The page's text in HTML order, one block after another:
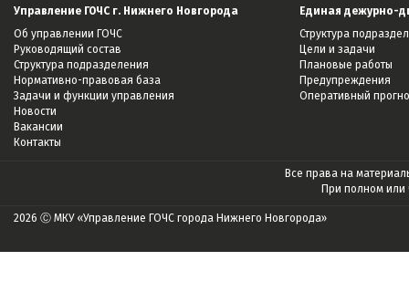
Управление ГОЧС г. Нижнего Новгорода
Об управлении ГОЧС
Руководящий состав
Структура подразделения
Нормативно-правовая база
Задачи и функции управления
Новости
Вакансии
Контакты
Единая дежурно-
Структура
Цели и задачи
Плановые работы
Предупреждения
Оперативный
Все права на
При полном или
2026 Ⓒ МКУ «Управление ГОЧС города Нижнего Новгорода»